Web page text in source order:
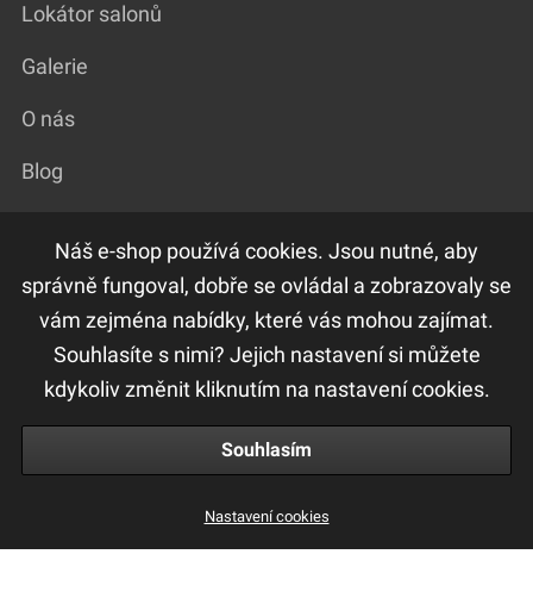
Lokátor salonů
Galerie
O nás
Blog
DŮLEŽITÉ ODKAZY
F.A.Q
Ochrana osobních údajů
Obchodní a reklamační podmínky
Náš e-shop používá cookies. Jsou nutné, aby
správně fungoval, dobře se ovládal a zobrazovaly se
vám zejména nabídky, které vás mohou zajímat.
Souhlasíte s nimi? Jejich nastavení si můžete
kdykoliv změnit kliknutím na nastavení cookies.
Souhlasím
Nastavení cookies